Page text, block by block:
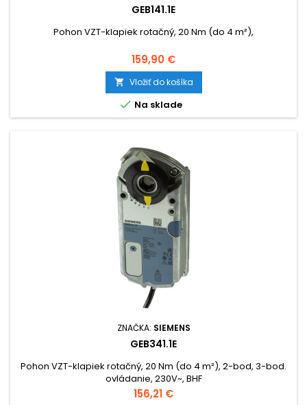
GEB141.1E
Pohon VZT-klapiek rotačný, 20 Nm (do 4 m²),
Cena
159,90 €
 Vložiť do košíka
 Na sklade
ZNAČKA: SIEMENS
GEB341.1E
Pohon VZT-klapiek rotačný, 20 Nm (do 4 m²), 2-bod, 3-bod.
ovládanie, 230V~, BHF
Cena
156,21 €